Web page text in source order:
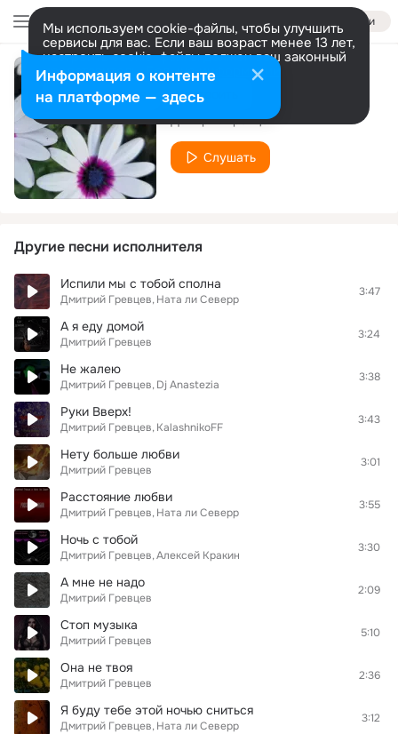
Войти
Мы используем cookie-файлы, чтобы улучшить
сервисы для вас. Если ваш возраст менее 13 лет,
настроить cookie-файлы должен ваш законный
представитель. Больше информации
Разрешить все Настроить
Ты уже не та
Дмитрий Гревцев
Слушать
Другие песни исполнителя
Испили мы с тобой сполна
Дмитрий Гревцев Ната ли Северр
3:47
А я еду домой
Дмитрий Гревцев
3:24
Не жалею
Дмитрий Гревцев Dj Anastezia
3:38
Руки Вверх!
Дмитрий Гревцев KalashnikoFF
3:43
Нету больше любви
Дмитрий Гревцев
3:01
Расстояние любви
Дмитрий Гревцев Ната ли Северр
3:55
Ночь с тобой
Дмитрий Гревцев Алексей Кракин
3:30
А мне не надо
Дмитрий Гревцев
2:09
Стоп музыка
Дмитрий Гревцев
5:10
Она не твоя
Дмитрий Гревцев
2:36
Я буду тебе этой ночью сниться
Дмитрий Гревцев Ната ли Северр
3:12
Информация о контенте
на платформе — здесь